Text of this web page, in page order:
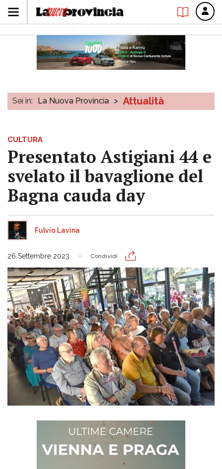
Sei in: La Nuova Provincia > Attualità
CULTURA
Presentato Astigiani 44 e
svelato il bavaglione del
Bagna cauda day
Fulvio Lavina
26 Settembre 2023 Condividi